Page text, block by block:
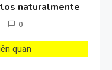
naturalmente
0
quan